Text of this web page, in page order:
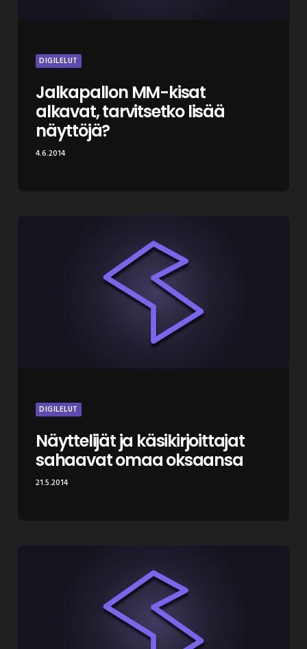
DIGILELUT
Jalkapallon MM-kisat
alkavat, tarvitsetko lisää
näyttöjä?
4.6.2014
DIGILELUT
Näyttelijät ja käsikirjoittajat
sahaavat omaa oksaansa
21.5.2014